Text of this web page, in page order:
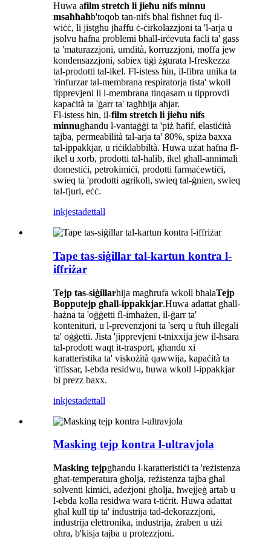
Huwa afilm stretch li jieħu nifs minnu
msaħħaħb'toqob tan-nifs bħal fishnet fuq il-
wiċċ, li jistgħu jħaffu ċ-ċirkolazzjoni ta 'l-arja u
jsolvu ħafna problemi bħall-irċevuta faċli ta' gass
ta 'maturazzjoni, umdità, korruzzjoni, moffa jew
kondensazzjoni, sabiex tiġi żgurata l-freskezza
tal-prodotti tal-ikel. Fl-istess ħin, il-fibra unika ta
'rinfurzar tal-membrana respiratorja tista' wkoll
tipprevjeni li l-membrana tinqasam u tipprovdi
kapaċità ta 'ġarr ta' tagħbija aħjar.
Fl-istess ħin, il-film stretch li jieħu nifs
minnugħandu l-vantaġġi ta 'piż ħafif, elastiċità
tajba, permeabilità tal-arja ta' 80%, spiża baxxa
tal-ippakkjar, u riċiklabbiltà. Huwa użat ħafna fl-
ikel u xorb, prodotti tal-ħalib, ikel għall-annimali
domestiċi, petrokimiċi, prodotti farmaċewtiċi,
swieq ta 'prodotti agrikoli, swieq tal-ġnien, swieq
tal-fjuri, eċċ.
inkjestadettall
Tape tas-siġillar tal-kartun kontra l-
iffriżar
Tejp tas-siġillarhija magħrufa wkoll bħalaTejp
Bopputejp għall-ippakkjar.Huwa adattat għall-
ħażna ta 'oġġetti fl-imħażen, il-ġarr ta'
kontenituri, u l-prevenzjoni ta 'serq u ftuħ illegali
ta' oġġetti. Jista 'jipprevjeni t-tnixxija jew il-ħsara
tal-prodott waqt it-trasport, għandu xi
karatteristika ta' viskożità qawwija, kapaċità ta
'iffissar, l-ebda residwu, huwa wkoll l-ippakkjar
bi prezz baxx.
inkjestadettall
Masking tejp kontra l-ultravjola
Masking tejpgħandu l-karatteristiċi ta 'reżistenza
għat-temperatura għolja, reżistenza tajba għal
solventi kimiċi, adeżjoni għolja, ħwejjeġ artab u
l-ebda kolla residwa wara t-tiċrit. Huwa adattat
għal kull tip ta' industrija tad-dekorazzjoni,
industrija elettronika, industrija, żraben u użi
oħra, b'kisja tajba u protezzjoni.